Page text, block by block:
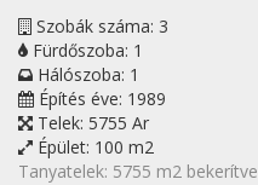
Szobák száma: 3
Fürdőszoba: 1
Hálószoba: 1
Építés éve: 1989
Telek: 5755 Ar
Épület: 100 m2
Tanyatelek: 5755 m2 bekerítve